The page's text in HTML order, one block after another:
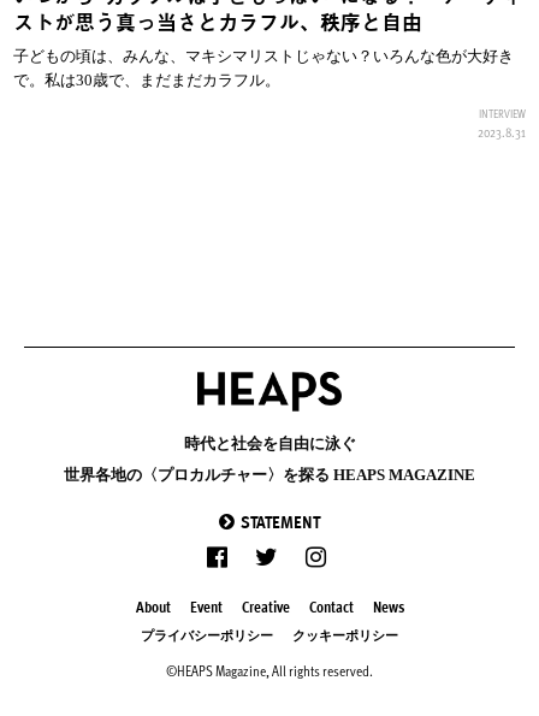
ストが思う真っ当さとカラフル、秩序と自由
子どもの頃は、みんな、マキシマリストじゃない？いろんな色が大好き
で。私は30歳で、まだまだカラフル。
INTERVIEW
2023.8.31
時代と社会を自由に泳ぐ
世界各地の〈プロカルチャー〉を探る HEAPS MAGAZINE
STATEMENT
About Event Creative Contact News
プライバシーポリシー クッキーポリシー
©HEAPS Magazine, All rights reserved.